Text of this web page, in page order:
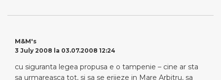
M&M's
3 July 2008 la 03.07.2008 12:24
cu siguranta legea propusa e o tampenie – cine ar sta
sa urmareasca tot, si sa se erijeze in Mare Arbitru, sa